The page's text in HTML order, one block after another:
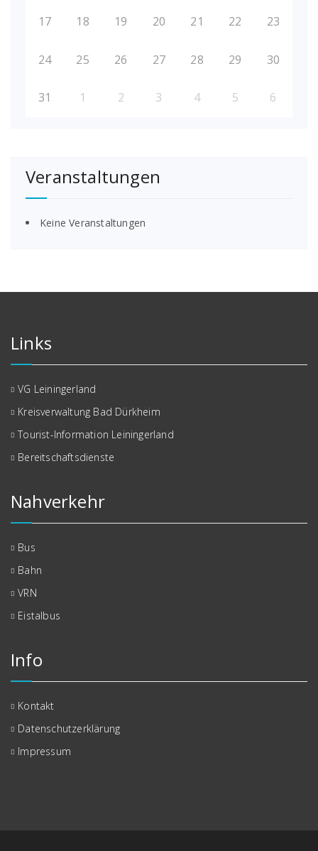
17 18 19 20 21 22 23
24 25 26 27 28 29 30
31 1 2 3 4 5 6
Veranstaltungen
Keine Veranstaltungen
Links
VG Leiningerland
Kreisverwaltung Bad Dürkheim
Tourist-Information Leiningerland
Bereitschaftsdienste
Nahverkehr
Bus
Bahn
VRN
Eistalbus
Info
Kontakt
Datenschutzerklärung
Impressum